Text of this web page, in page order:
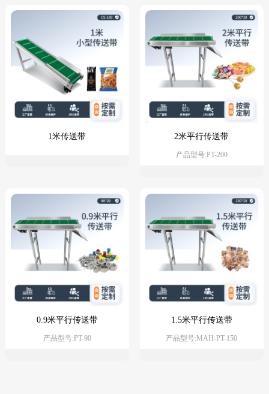
1米传送带 2米平行传送带
产品型号:PT-200
0.9米平行传送带
产品型号:PT-90
1.5米平行传送带
产品型号:MAH-PT-150